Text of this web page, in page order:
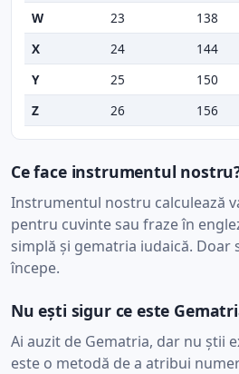
W
23 138
X
24 144
Y
25 150
Z
26 156
Ce face instrumentul
Instrumentul nostru calculează
pentru cuvinte sau fraze în
simplă și gematria iudaică. Doar
începe.
Nu ești sigur ce este
Ai auzit de Gematria, dar nu știi
este o metodă de a atribui